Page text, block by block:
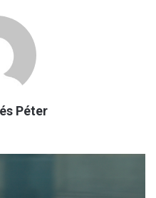
Péter